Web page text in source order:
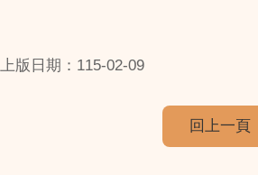
上版日期：115-02-09
回上一頁